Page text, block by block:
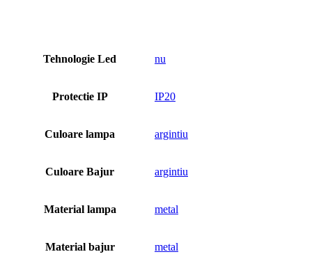
Tehnologie Led nu
Protectie IP IP20
Culoare lampa argintiu
Culoare Bajur argintiu
Material lampa metal
Material bajur metal